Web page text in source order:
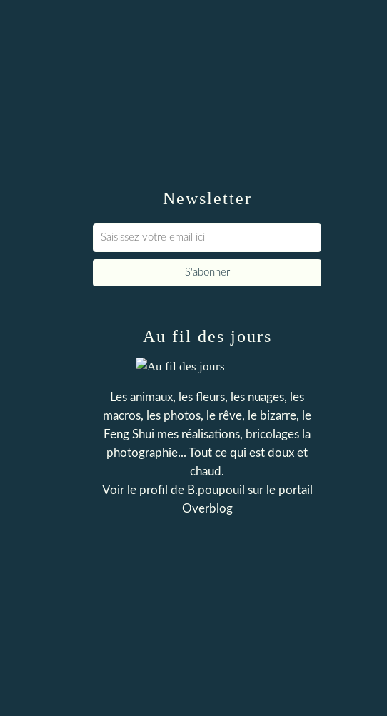
Newsletter
Au fil des jours
Les animaux, les fleurs, les nuages, les
macros, les photos, le rêve, le bizarre, le
Feng Shui mes réalisations, bricolages la
photographie... Tout ce qui est doux et
chaud.
Voir le profil de B.poupouil sur le portail
Overblog